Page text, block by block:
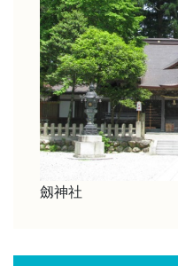
劔神社